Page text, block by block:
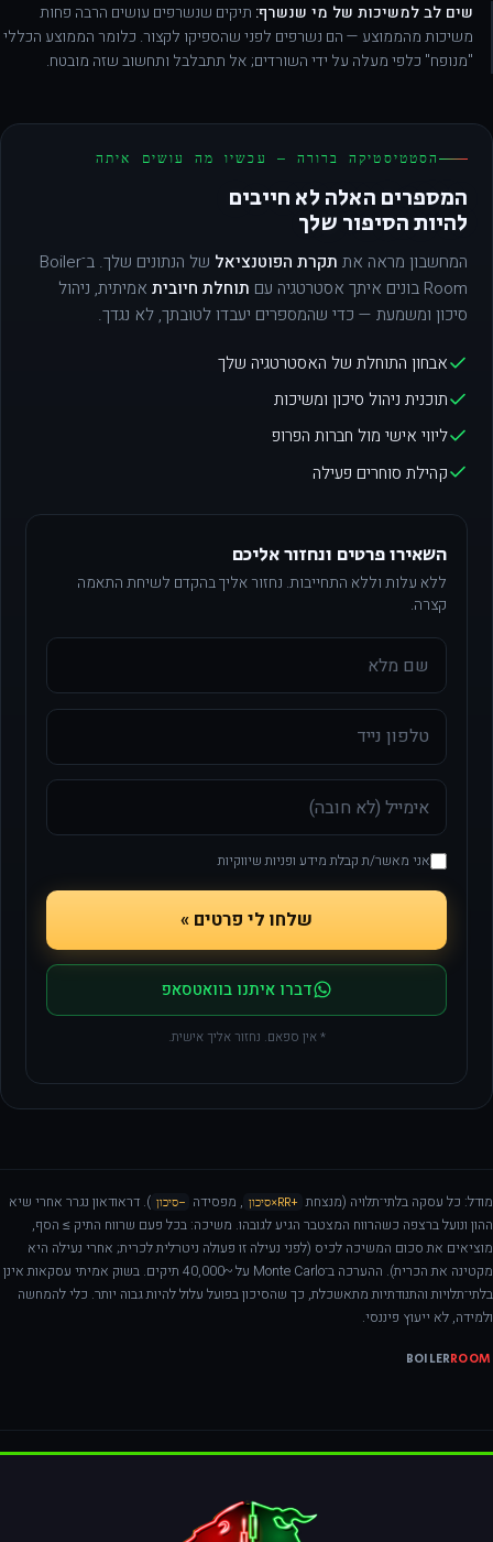
שים לב למשיכות של מי שנשרף: תיקים שנשרפים עושים הרבה פחות
משיכות מהממוצע — הם נשרפים לפני שהספיקו לקצור. כלומר הממוצע הכללי
"מנופח" כלפי מעלה על ידי השורדים; אל תתבלבל ותחשוב שזה מובטח.
הסטטיסטיקה ברורה — עכשיו מה עושים איתה
המספרים האלה לא חייבים
להיות הסיפור שלך
המחשבון מראה את תקרת הפוטנציאל
של הנתונים שלך. ב־Boiler
Room בונים איתך אסטרטגיה עם
תוחלת חיובית אמיתית, ניהול
סיכון ומשמעת — כדי שהמספרים יעבדו לטובתך, לא נגדך.
אבחון התוחלת של האסטרטגיה שלך
תוכנית ניהול סיכון ומשיכות
ליווי אישי מול חברות הפרופ
קהילת סוחרים פעילה
השאירו פרטים ונחזור אליכם
ללא עלות וללא התחייבות. נחזור אליך בהקדם לשיחת התאמה
קצרה.
אני מאשר/ת קבלת מידע ופניות שיווקיות
שלחו לי פרטים »
דברו איתנו בוואטסאפ
* אין ספאם. נחזור אליך אישית.
מודל: כל עסקה בלתי־תלויה (מנצחת +RR×סיכון , מפסידה −סיכון ). דראודאון נגרר אחרי שיא
ההון ונועל ברצפה כשהרווח המצטבר הגיע לגובהו. משיכה: בכל פעם שרווח התיק ≥ הסף,
מוציאים את סכום המשיכה לכיס (לפני נעילה זו פעולה ניטרלית לכרית; אחרי נעילה היא
מקטינה את הכרית). ההערכה ב־Monte Carlo על ~40,000 תיקים. בשוק אמיתי עסקאות אינן
בלתי־תלויות והתנודתיות מתאשכלת, כך שהסיכון בפועל עלול להיות גבוה יותר. כלי להמחשה
ולמידה, לא ייעוץ פיננסי.
BOILERROOM